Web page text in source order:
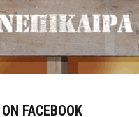
FACEBOOK